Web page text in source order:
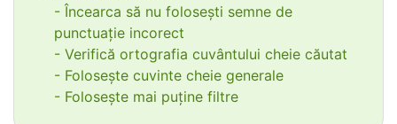
- Încearca să nu folosești semne de
punctuație incorect
- Verifică ortografia cuvântului cheie căutat
- Folosește cuvinte cheie generale
- Folosește mai puține filtre